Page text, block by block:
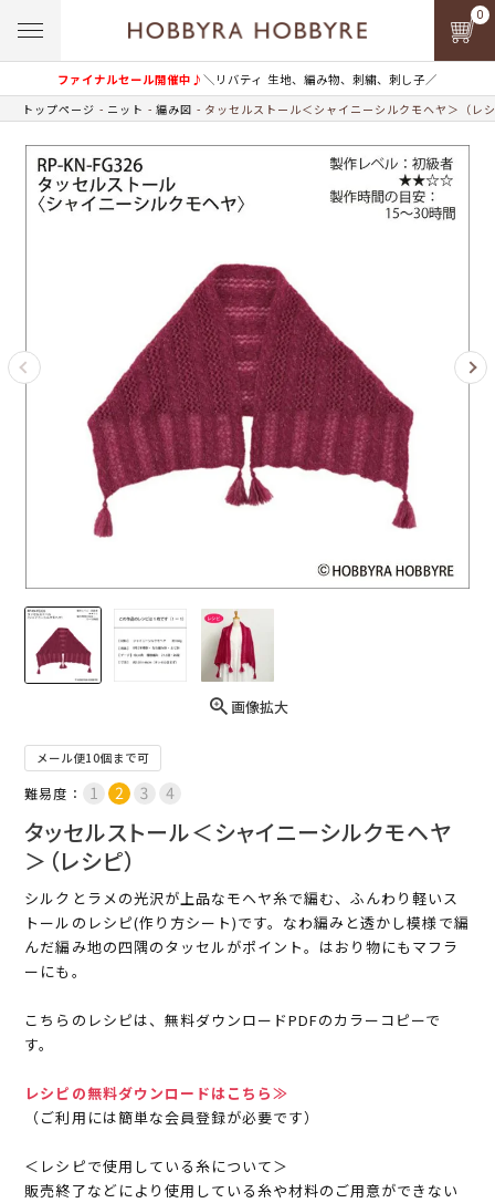
ファイナルセール開催中♪＼リバティ 生地、編み物、刺繍、刺し子／
0
トップページ ニット 編み図 タッセルストール＜シャイニーシルクモヘヤ＞（レ
画像拡大
メール便10個まで可
難易度：
タッセルストール＜シャイニーシルクモヘヤ
＞（レシピ）
シルクとラメの光沢が上品なモヘヤ糸で編む、ふんわり軽いス
トールのレシピ(作り方シート)です。なわ編みと透かし模様で編
んだ編み地の四隅のタッセルがポイント。はおり物にもマフラ
ーにも。
こちらのレシピは、無料ダウンロードPDFのカラーコピーで
す。
レシピの無料ダウンロードはこちら≫
（ご利用には簡単な会員登録が必要です）
＜レシピで使用している糸について＞
販売終了などにより使用している糸や材料のご用意ができない